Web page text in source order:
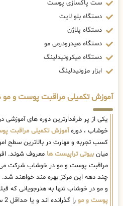
ست پاکسازی پوست
دستگاه بلو لایت
دستگاه پلاژن
دستگاه هیدرودرمی مو
دستگاه میکرونیدلینگ
ابزار مزونیدلینگ
آموزش تکمیلی مراقبت پوست و
یکی از پر طرفدارترین دوره های
خوشاب ، دورهآموزش تکمیلی مراقبت
کسب تجربه و مهارت در بالاترین سطح
میانبیوتی تراپیست ها معروف شوند.
مراقبت پوست و مو در خوشاب شرکت می
چند دهه این مرکز بهره مند خواهند
و مو در خوشاب تنها به هنرجویانی که
پوست و مو